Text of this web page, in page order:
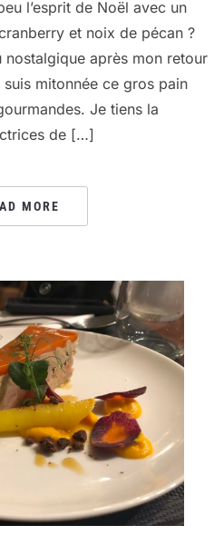
l’esprit de Noël avec un
et noix de pécan ?
nostalgique après mon retour
mitonnée ce gros pain
Je tiens la
de […]
MORE